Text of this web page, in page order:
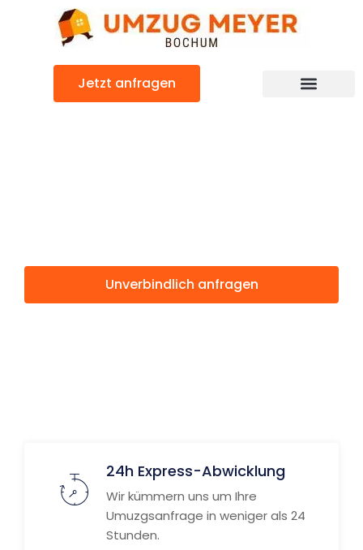
Jetzt anfragen
Unverbindlich anfragen
24h Express-Abwicklung
Wir kümmern uns um Ihre
Umuzgsanfrage in weniger als 24
Stunden.